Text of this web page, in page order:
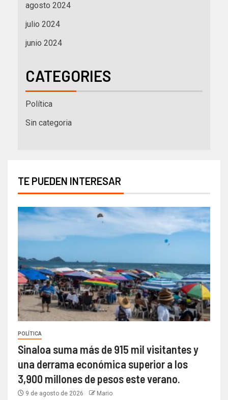
agosto 2024
julio 2024
junio 2024
CATEGORIES
Política
Sin categoria
TE PUEDEN INTERESAR
POLÍTICA
Sinaloa suma más de 915 mil visitantes y
una derrama económica superior a los
3,900 millones de pesos este verano.
9 de agosto de 2026 Mario